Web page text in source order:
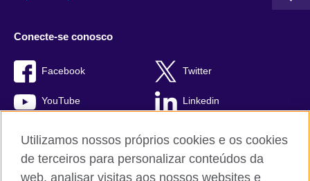
Conecte-se conosco
Facebook Twitter
YouTube Linkedin
Utilizamos nossos próprios cookies e os cookies
de terceiros para personalizar conteúdos da
web, analisar visitas aos nossos websites e